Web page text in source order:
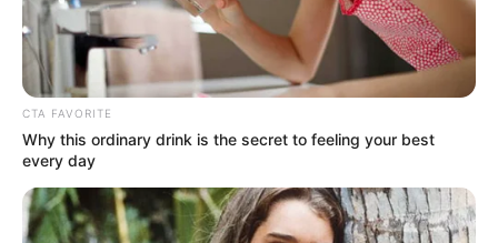
A videó, amely milliókhoz jutott el
CTA FAVORITE
Why this ordinary drink is the secret to feeling your best
every day